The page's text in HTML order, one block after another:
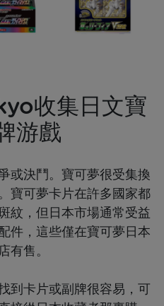
收集日文寶
游戲
或決鬥。寶可夢很受集換
寶可夢卡片在許多國家都
紋，但日本市場通常受益
件，這些僅在寶可夢日本
有售。
到卡片或副牌很容易，可